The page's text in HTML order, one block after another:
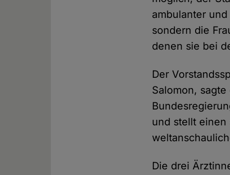
ambulanter
sondern die
denen sie bei
Der
Salomon,
und stellt einen
Die drei